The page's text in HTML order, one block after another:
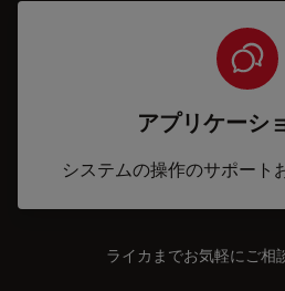
アプリケーシ
システムの操作のサポート
ライカまでお気軽にご相